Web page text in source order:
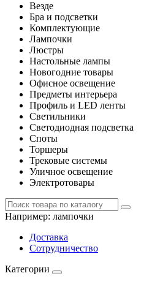
Везде
Бра и подсветки
Комплектующие
Лампочки
Люстры
Настольные лампы
Новогодние товары
Офисное освещение
Предметы интерьера
Профиль и LED ленты
Светильники
Светодиодная подсветка
Споты
Торшеры
Трековые системы
Уличное освещение
Электротовары
Например: лампочки
Доставка
Сотрудничество
Категории